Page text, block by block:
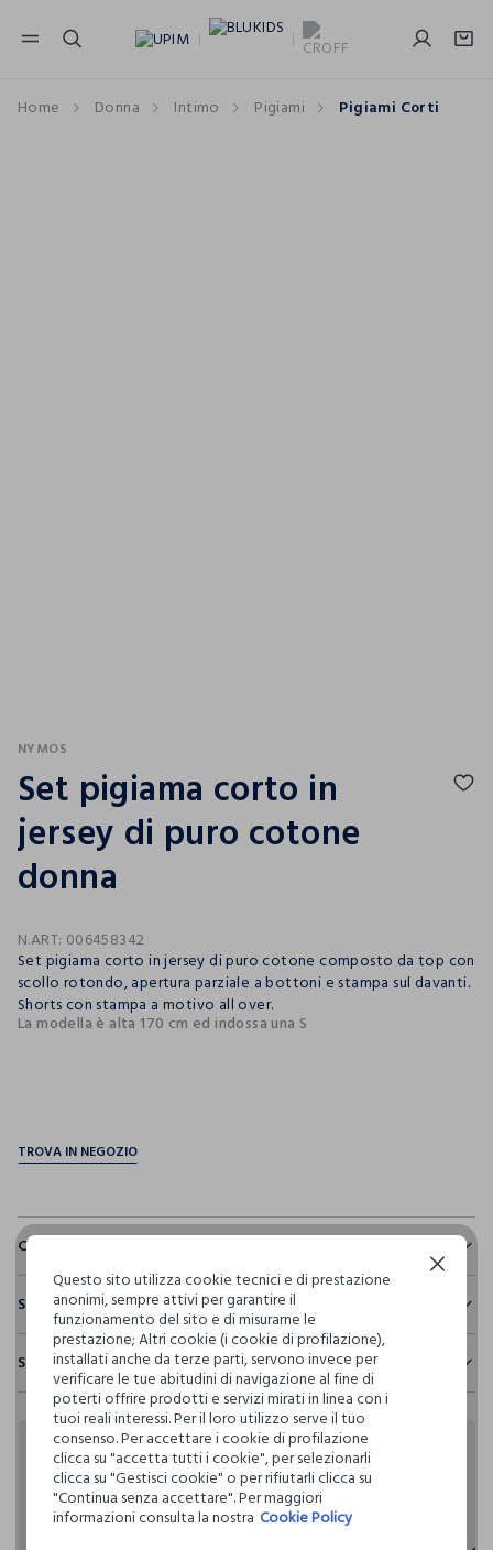
NAVIGATION.ARIA.GOTOMAINCONTENT
Home Donna Intimo Pigiami Pigiami Corti
NYMOS
Set pigiama corto in
jersey di puro cotone
donna
N.ART: 006458342
Set pigiama corto in jersey di puro cotone composto da top con
scollo rotondo, apertura parziale a bottoni e stampa sul davanti.
Shorts con stampa a motivo all over.
La modella è alta 170 cm ed indossa una S
Composizione e cura
Composizione:
TESSUTO PRINCIPALE: 100% COTONE - BOTTOM: 100%
COTONE
NON CANDEGGIARE
TEMPERATURA MASSIMA 40°C - PROCEDURA NORMALE
NON LAVARE A SECCO
Sostenibilità e trasparenza
Sicurezza
Il 100% dei nostri articoli viene sottoposto a test chimico-
fisici, per verificarne il rispetto dei limiti che abbiamo
definito per l’uso di sostanze chimiche, talvolta anche più
restrittivi rispetto a quelli previsti dalla normativa
internazionale.
Clicca qui per vedere i dettagli
Spedizione e resi
Hai fino a 30 giorni dalla consegna del tuo ordine online per
cambiare idea e restituire i prodotti che hai acquistato.
Rendi speciali i tuoi
acquisti
Questo sito utilizza cookie tecnici e di prestazione
anonimi, sempre attivi per garantire il
funzionamento del sito e di misurarne le
prestazione; Altri cookie (i cookie di profilazione),
installati anche da terze parti, servono invece per
verificare le tue abitudini di navigazione al fine di
poterti offrire prodotti e servizi mirati in linea con i
tuoi reali interessi. Per il loro utilizzo serve il tuo
consenso. Per accettare i cookie di profilazione
clicca su "accetta tutti i cookie", per selezionarli
clicca su "Gestisci cookie" o per rifiutarli clicca su
"Continua senza accettare". Per maggiori
informazioni consulta la nostra Cookie Policy
Continua senza accettare